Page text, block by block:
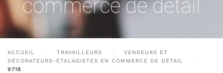
commerce de détail
ACCUEIL TRAVAILLEURS
VENDEURS ET
DÉCORATEURS-ÉTALAGISTES EN COMMERCE DE DÉTAIL
9718